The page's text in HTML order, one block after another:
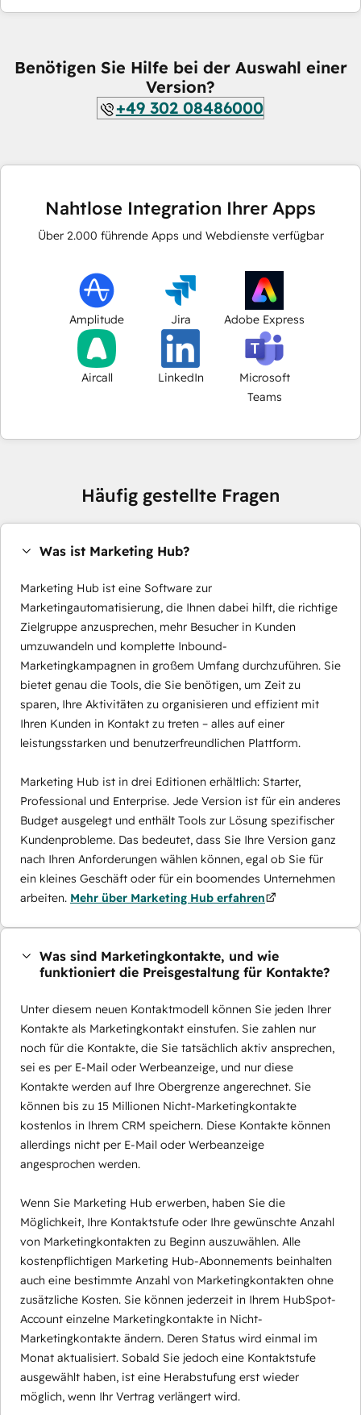
Benötigen Sie Hilfe bei der Auswahl einer
Version?
+49 302 08486000
Nahtlose Integration Ihrer Apps
Über 2.000 führende Apps und Webdienste verfügbar
Amplitude Jira Adobe Express
Aircall LinkedIn
Microsoft
Teams
Häufig gestellte Fragen
Was ist Marketing Hub?
Marketing Hub ist eine Software zur
Marketingautomatisierung, die Ihnen dabei hilft, die richtige
Zielgruppe anzusprechen, mehr Besucher in Kunden
umzuwandeln und komplette Inbound-
Marketingkampagnen in großem Umfang durchzuführen. Sie
bietet genau die Tools, die Sie benötigen, um Zeit zu
sparen, Ihre Aktivitäten zu organisieren und effizient mit
Ihren Kunden in Kontakt zu treten – alles auf einer
leistungsstarken und benutzerfreundlichen Plattform.
Marketing Hub ist in drei Editionen erhältlich: Starter,
Professional und Enterprise. Jede Version ist für ein anderes
Budget ausgelegt und enthält Tools zur Lösung spezifischer
Kundenprobleme. Das bedeutet, dass Sie Ihre Version ganz
nach Ihren Anforderungen wählen können, egal ob Sie für
ein kleines Geschäft oder für ein boomendes Unternehmen
arbeiten. Mehr über Marketing Hub erfahren
Was sind Marketingkontakte, und wie
funktioniert die Preisgestaltung für Kontakte?
Unter diesem neuen Kontaktmodell können Sie jeden Ihrer
Kontakte als Marketingkontakt einstufen. Sie zahlen nur
noch für die Kontakte, die Sie tatsächlich aktiv ansprechen,
sei es per E-Mail oder Werbeanzeige, und nur diese
Kontakte werden auf Ihre Obergrenze angerechnet. Sie
können bis zu 15 Millionen Nicht-Marketingkontakte
kostenlos in Ihrem CRM speichern. Diese Kontakte können
allerdings nicht per E-Mail oder Werbeanzeige
angesprochen werden.
Wenn Sie Marketing Hub erwerben, haben Sie die
Möglichkeit, Ihre Kontaktstufe oder Ihre gewünschte Anzahl
von Marketingkontakten zu Beginn auszuwählen. Alle
kostenpflichtigen Marketing Hub-Abonnements beinhalten
auch eine bestimmte Anzahl von Marketingkontakten ohne
zusätzliche Kosten. Sie können jederzeit in Ihrem HubSpot-
Account einzelne Marketingkontakte in Nicht-
Marketingkontakte ändern. Deren Status wird einmal im
Monat aktualisiert. Sobald Sie jedoch eine Kontaktstufe
ausgewählt haben, ist eine Herabstufung erst wieder
möglich, wenn Ihr Vertrag verlängert wird.